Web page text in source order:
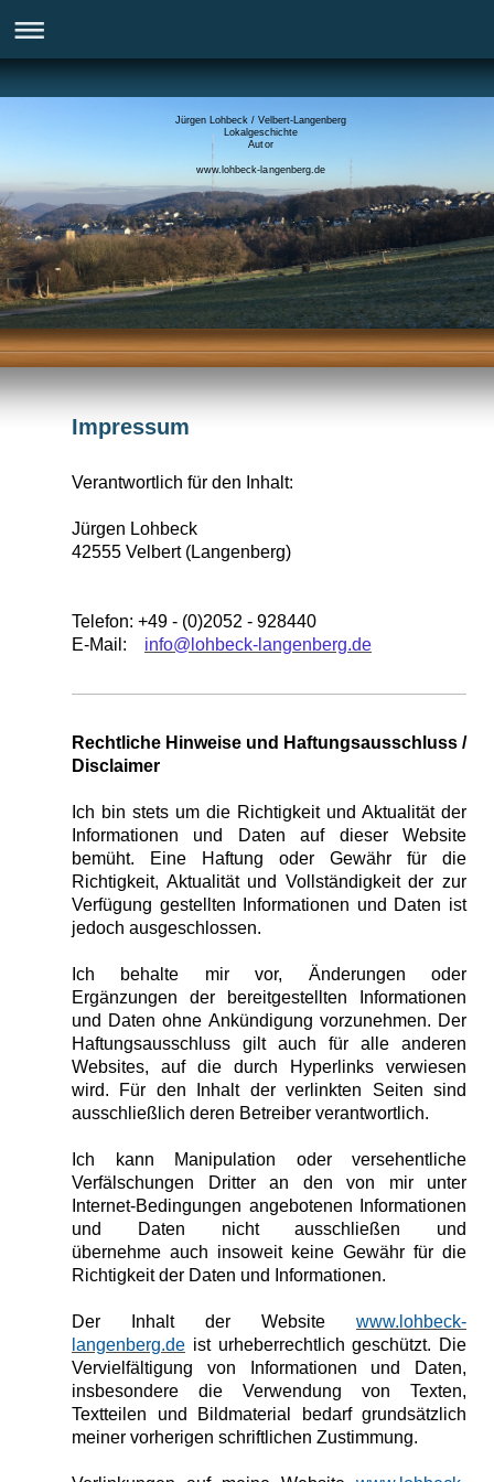
Jürgen Lohbeck / Velbert-Langenberg
Lokalgeschichte
Autor
www.lohbeck-langenberg.de
Impressum
Verantwortlich für den Inhalt:
Jürgen Lohbeck
42555 Velbert (Langenberg)
Telefon: +49 - (0)2052 - 928440
E-Mail:
info@lohbeck-langenberg.de
Rechtliche Hinweise und Haftungsausschluss /
Disclaimer
Ich bin stets um die Richtigkeit und Aktualität der
Informationen und Daten auf dieser Website
bemüht. Eine Haftung oder Gewähr für die
Richtigkeit, Aktualität und Vollständigkeit der zur
Verfügung gestellten Informationen und Daten ist
jedoch ausgeschlossen.
Ich behalte mir vor, Änderungen oder
Ergänzungen der bereitgestellten Informationen
und Daten ohne Ankündigung vorzunehmen. Der
Haftungsausschluss gilt auch für alle anderen
Websites, auf die durch Hyperlinks verwiesen
wird. Für den Inhalt der verlinkten Seiten sind
ausschließlich deren Betreiber verantwortlich.
Ich kann Manipulation oder versehentliche
Verfälschungen Dritter an den von mir unter
Internet-Bedingungen angebotenen Informationen
und Daten nicht ausschließen und
übernehme auch insoweit keine Gewähr für die
Richtigkeit der Daten und Informationen.
Der Inhalt der Website www.lohbeck-
langenberg.de ist urheberrechtlich geschützt. Die
Vervielfältigung von Informationen und Daten,
insbesondere die Verwendung von Texten,
Textteilen und Bildmaterial bedarf grundsätzlich
meiner vorherigen schriftlichen Zustimmung.